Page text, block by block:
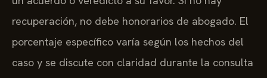
un acuerdo o veredicto a su favor. Si no hay
recuperación, no debe honorarios de abogado. El
porcentaje específico varía según los hechos del
caso y se discute con claridad durante la consulta